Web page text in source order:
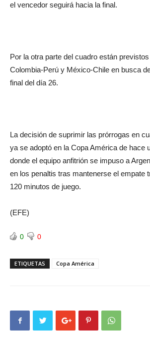
el vencedor seguirá hacia la final.
Por la otra parte del cuadro están
Colombia-Perú y México-Chile en busca
final del día 26.
La decisión de suprimir las prórrogas en
ya se adoptó en la Copa América de hace
donde el equipo anfitrión se impuso a
en los penaltis tras mantenerse el empate
120 minutos de juego.
(EFE)
0 0
ETIQUETAS Copa América